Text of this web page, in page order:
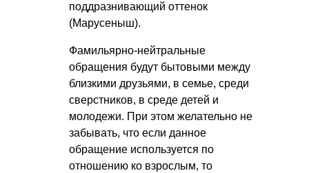
поддразнивающий оттенок
(Марусеныш).
Фамильярно-нейтральные
обращения будут бытовыми между
близкими друзьями, в семье, среди
сверстников, в среде детей и
молодежи. При этом желательно не
забывать, что если данное
обращение используется по
отношению ко взрослым, то